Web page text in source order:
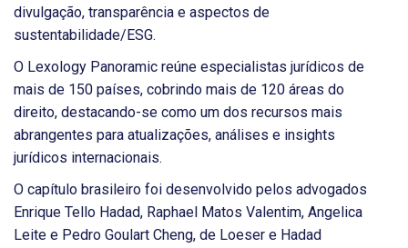
divulgação, transparência e aspectos de
sustentabilidade/ESG.
O Lexology Panoramic reúne especialistas jurídicos de
mais de 150 países, cobrindo mais de 120 áreas do
direito, destacando-se como um dos recursos mais
abrangentes para atualizações, análises e insights
jurídicos internacionais.
O capítulo brasileiro foi desenvolvido pelos advogados
Enrique Tello Hadad, Raphael Matos Valentim, Angelica
Leite e Pedro Goulart Cheng, de Loeser e Hadad